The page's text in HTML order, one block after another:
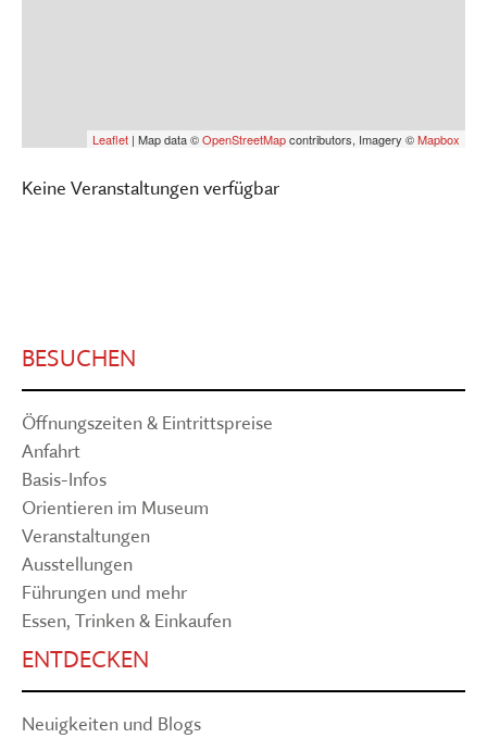
Leaflet | Map data ©OpenStreetMapcontributors, Imagery ©Mapbox
Keine Veranstaltungen verfügbar
BESUCHEN
Öffnungszeiten & Eintrittspreise
Anfahrt
Basis-Infos
Orientieren im Museum
Veranstaltungen
Ausstellungen
Führungen und mehr
Essen, Trinken & Einkaufen
ENTDECKEN
Neuigkeiten und Blogs